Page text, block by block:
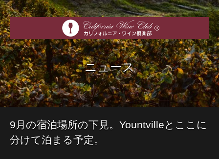
ニュース
9月の宿泊場所の下見。Yountvilleとここに
分けて泊まる予定。